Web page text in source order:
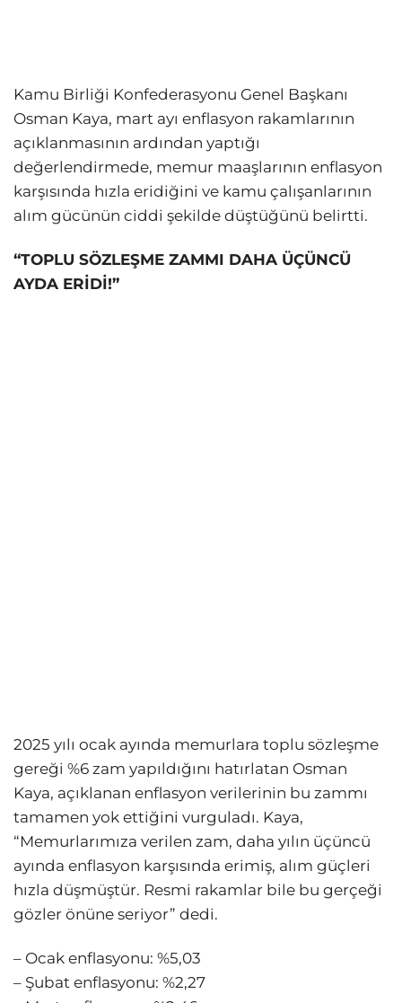
Kamu Birliği Konfederasyonu Genel Başkanı
Osman Kaya, mart ayı enflasyon rakamlarının
açıklanmasının ardından yaptığı
değerlendirmede, memur maaşlarının enflasyon
karşısında hızla eridiğini ve kamu çalışanlarının
alım gücünün ciddi şekilde düştüğünü belirtti.
“TOPLU SÖZLEŞME ZAMMI DAHA ÜÇÜNCÜ
AYDA ERİDİ!”
2025 yılı ocak ayında memurlara toplu sözleşme
gereği %6 zam yapıldığını hatırlatan Osman
Kaya, açıklanan enflasyon verilerinin bu zammı
tamamen yok ettiğini vurguladı. Kaya,
“Memurlarımıza verilen zam, daha yılın üçüncü
ayında enflasyon karşısında erimiş, alım güçleri
hızla düşmüştür. Resmi rakamlar bile bu gerçeği
gözler önüne seriyor” dedi.
– Ocak enflasyonu: %5,03
– Şubat enflasyonu: %2,27